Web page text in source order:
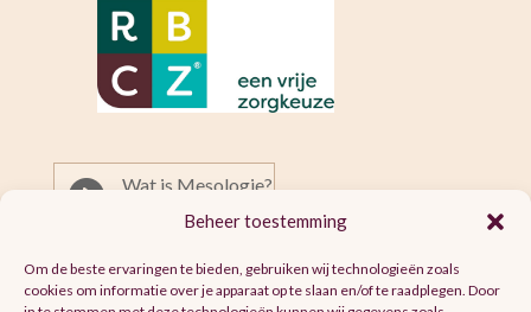
Beheer toestemming
Om de beste ervaringen te bieden, gebruiken wij technologieën zoals
cookies om informatie over je apparaat op te slaan en/of te raadplegen. Door
 Wat is Mesologie?
 Over de Praktijk